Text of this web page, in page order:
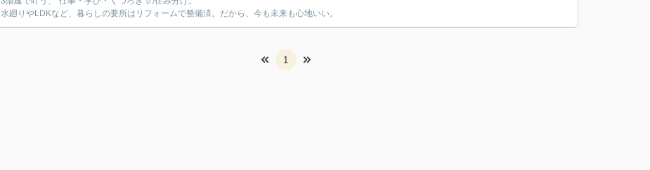
水廻りやLDKなど、暮らしの要所はリフォームで整備済。だから、今も未来も心地いい。
1